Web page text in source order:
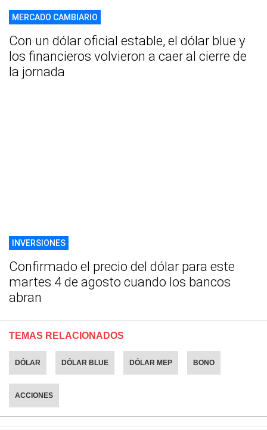
MERCADO CAMBIARIO
Con un dólar oficial estable, el dólar blue y
los financieros volvieron a caer al cierre de
la jornada
INVERSIONES
Confirmado el precio del dólar para este
martes 4 de agosto cuando los bancos
abran
TEMAS RELACIONADOS
DÓLAR DÓLAR BLUE DÓLAR MEP BONO
ACCIONES